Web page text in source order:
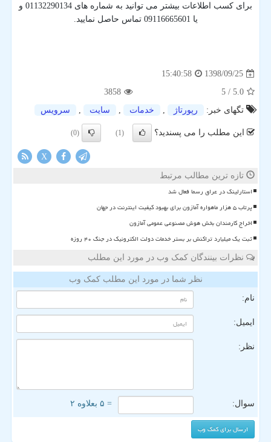
برای کسب اطلاعات بیشتر می توانید به شماره های 01132290134 و
یا 09116665601 تماس حاصل نمایید.
1398/09/25
15:40:58
5.0
/ 5
3858
تگهای خبر:
رپورتاژ , خدمات , سایت , سرویس
این مطلب را می پسندید؟ (1)
(0)
X
تازه ترین مطالب مرتبط
استارلینک در عراق رسما فعال شد
پرتاب ۵ هزار ماهواره آمازون برای بهبود کیفیت اینترنت در جهان
اخراج کارمندان بخش هوش مصنوعی عمومی آمازون
ثبت یک میلیارد تراکنش بر بستر خدمات دولت الکترونیک در جنگ ۴۰ روزه
نظرات بینندگان کمک وب در مورد این مطلب
نظر شما در مورد این مطلب کمک وب
نام:
ایمیل:
نظر:
سوال: = ۵ بعلاوه ۲